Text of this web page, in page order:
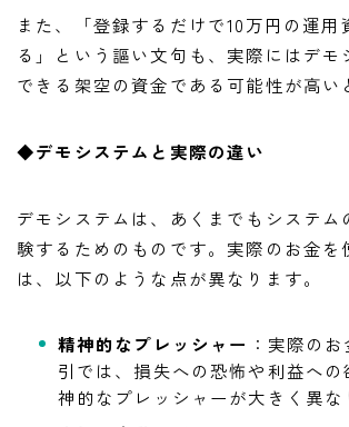
また、「登録するだけで10万円の運用
る」という謳い文句も、実際にはデモ
できる架空の資金である可能性が高い
◆デモシステムと実際の違い
デモシステムは、あくまでもシステム
験するためのものです。実際のお金を
は、以下のような点が異なります。
精神的なプレッシャー ：実際の
引では、損失への恐怖や利益へ
神的なプレッシャーが大きく異な